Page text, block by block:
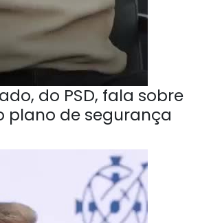
do PSD, fala sobre
plano de segurança